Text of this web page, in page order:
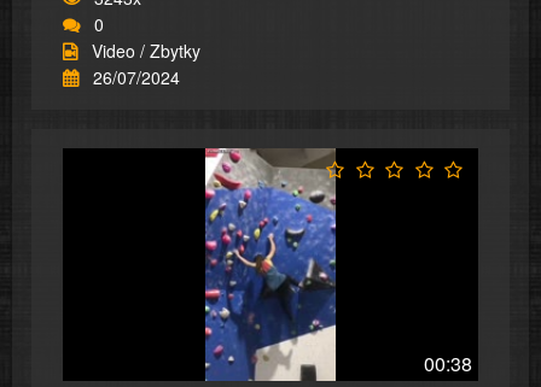
0
Video / Zbytky
26/07/2024
00:38